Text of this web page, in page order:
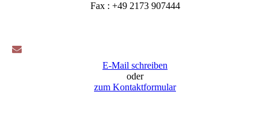
Fax : +49 2173 907444
E-Mail schreiben
oder
zum Kontaktformular